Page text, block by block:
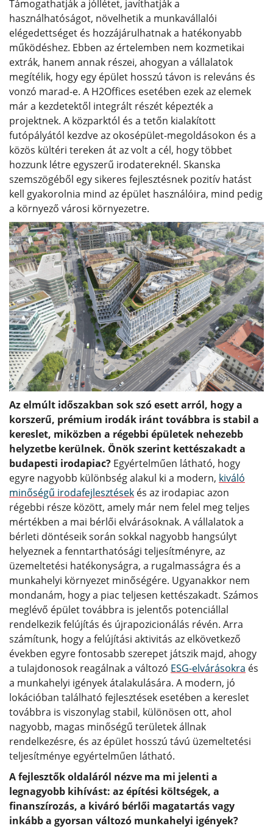
Támogathatják a jóllétet, javíthatják a
használhatóságot, növelhetik a munkavállalói
elégedettséget és hozzájárulhatnak a hatékonyabb
működéshez. Ebben az értelemben nem kozmetikai
extrák, hanem annak részei, ahogyan a vállalatok
megítélik, hogy egy épület hosszú távon is releváns és
vonzó marad-e. A H2Offices esetében ezek az elemek
már a kezdetektől integrált részét képezték a
projektnek. A közparktól és a tetőn kialakított
futópályától kezdve az okosépület-megoldásokon és a
közös kültéri tereken át az volt a cél, hogy többet
hozzunk létre egyszerű irodatereknél. Skanska
szemszögéből egy sikeres fejlesztésnek pozitív hatást
kell gyakorolnia mind az épület használóira, mind pedig
a környező városi környezetre.
Az elmúlt időszakban sok szó esett arról, hogy a
korszerű, prémium irodák iránt továbbra is stabil a
kereslet, miközben a régebbi épületek nehezebb
helyzetbe kerülnek. Önök szerint kettészakadt a
budapesti irodapiac? Egyértelműen látható, hogy
egyre nagyobb különbség alakul ki a modern, kiváló
minőségű irodafejlesztések és az irodapiac azon
régebbi része között, amely már nem felel meg teljes
mértékben a mai bérlői elvárásoknak. A vállalatok a
bérleti döntéseik során sokkal nagyobb hangsúlyt
helyeznek a fenntarthatósági teljesítményre, az
üzemeltetési hatékonyságra, a rugalmasságra és a
munkahelyi környezet minőségére. Ugyanakkor nem
mondanám, hogy a piac teljesen kettészakadt. Számos
meglévő épület továbbra is jelentős potenciállal
rendelkezik felújítás és újrapozicionálás révén. Arra
számítunk, hogy a felújítási aktivitás az elkövetkező
években egyre fontosabb szerepet játszik majd, ahogy
a tulajdonosok reagálnak a változó ESG-elvárásokra és
a munkahelyi igények átalakulására. A modern, jó
lokációban található fejlesztések esetében a kereslet
továbbra is viszonylag stabil, különösen ott, ahol
nagyobb, magas minőségű területek állnak
rendelkezésre, és az épület hosszú távú üzemeltetési
teljesítménye egyértelműen látható.
A fejlesztők oldaláról nézve ma mi jelenti a
legnagyobb kihívást: az építési költségek, a
finanszírozás, a kiváró bérlői magatartás vagy
inkább a gyorsan változó munkahelyi igények?